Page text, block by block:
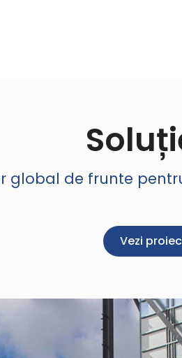
global de frunte
Vezi